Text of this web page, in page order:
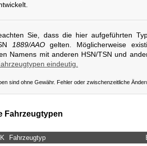
Sie, dass die hier aufgeführten
1889/AAOgelten. Möglicherweise
Namens mit anderen HSN/TSN und
eindeutig.
sind ohne Gewähr. Fehler oder zwischenzeitliche
Fahrzeugtypen
Fahrzeugtyp